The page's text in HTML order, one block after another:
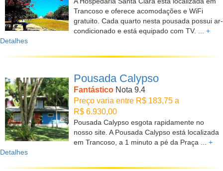
Trancoso e oferece acomodações e WiFi
gratuito. Cada quarto nesta pousada possui ar-
condicionado e está equipado com TV. ... +
Detalhes
Pousada Calypso
Fantástico Nota 9.4
Preço varia entre R$ 183,75 a
R$ 6.930,00
Pousada Calypso esgota rapidamente no
nosso site. A Pousada Calypso está localizada
em Trancoso, a 1 minuto a pé da Praça ... +
Detalhes